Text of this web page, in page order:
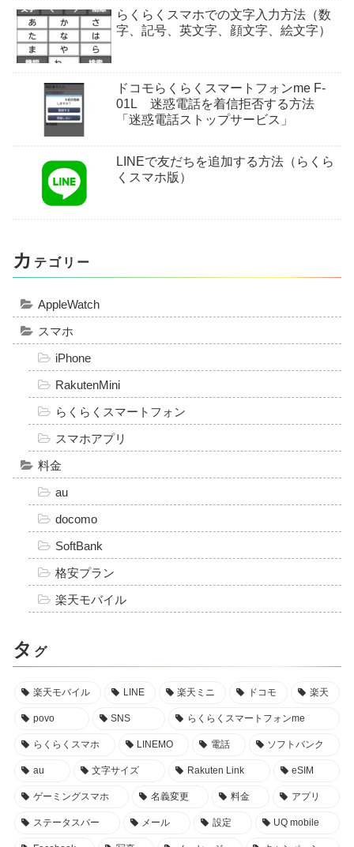
らくらくスマホでの文字入力方法（数
字、記号、英文字、顔文字、絵文字）
ドコモらくらくスマートフォンme F-
01L 迷惑電話を着信拒否する方法
「迷惑電話ストップサービス」
LINEで友だちを追加する方法（らくら
くスマホ版）
カ テゴリー
AppleWatch
スマホ
iPhone
RakutenMini
らくらくスマートフォン
スマホアプリ
料金
au
docomo
SoftBank
格安プラン
楽天モバイル
タ グ
楽天モバイル LINE 楽天ミニ ドコモ 楽天
povo SNS らくらくスマートフォンme
らくらくスマホ LINEMO 電話 ソフトバンク
au 文字サイズ Rakuten Link eSIM
ゲーミングスマホ 名義変更 料金 アプリ
ステータスバー メール 設定 UQ mobile